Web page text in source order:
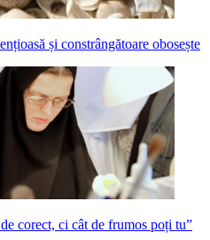
și constrângătoare obosește
corect, ci cât de frumos poți tu”